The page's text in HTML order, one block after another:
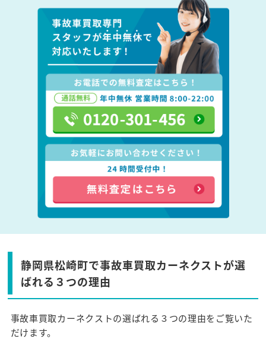
静岡県松崎町で事故車買取カーネクストが選
ばれる３つの理由
事故車買取カーネクストの選ばれる３つの理由をご覧いた
だけます。